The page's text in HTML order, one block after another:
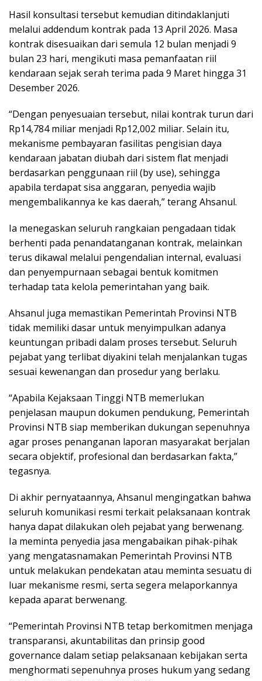
Hasil konsultasi tersebut kemudian ditindaklanjuti
melalui addendum kontrak pada 13 April 2026. Masa
kontrak disesuaikan dari semula 12 bulan menjadi 9
bulan 23 hari, mengikuti masa pemanfaatan riil
kendaraan sejak serah terima pada 9 Maret hingga 31
Desember 2026.
“Dengan penyesuaian tersebut, nilai kontrak turun dari
Rp14,784 miliar menjadi Rp12,002 miliar. Selain itu,
mekanisme pembayaran fasilitas pengisian daya
kendaraan jabatan diubah dari sistem flat menjadi
berdasarkan penggunaan riil (by use), sehingga
apabila terdapat sisa anggaran, penyedia wajib
mengembalikannya ke kas daerah,” terang Ahsanul.
Ia menegaskan seluruh rangkaian pengadaan tidak
berhenti pada penandatanganan kontrak, melainkan
terus dikawal melalui pengendalian internal, evaluasi
dan penyempurnaan sebagai bentuk komitmen
terhadap tata kelola pemerintahan yang baik.
Ahsanul juga memastikan Pemerintah Provinsi NTB
tidak memiliki dasar untuk menyimpulkan adanya
keuntungan pribadi dalam proses tersebut. Seluruh
pejabat yang terlibat diyakini telah menjalankan tugas
sesuai kewenangan dan prosedur yang berlaku.
“Apabila Kejaksaan Tinggi NTB memerlukan
penjelasan maupun dokumen pendukung, Pemerintah
Provinsi NTB siap memberikan dukungan sepenuhnya
agar proses penanganan laporan masyarakat berjalan
secara objektif, profesional dan berdasarkan fakta,”
tegasnya.
Di akhir pernyataannya, Ahsanul mengingatkan bahwa
seluruh komunikasi resmi terkait pelaksanaan kontrak
hanya dapat dilakukan oleh pejabat yang berwenang.
Ia meminta penyedia jasa mengabaikan pihak-pihak
yang mengatasnamakan Pemerintah Provinsi NTB
untuk melakukan pendekatan atau meminta sesuatu di
luar mekanisme resmi, serta segera melaporkannya
kepada aparat berwenang.
“Pemerintah Provinsi NTB tetap berkomitmen menjaga
transparansi, akuntabilitas dan prinsip good
governance dalam setiap pelaksanaan kebijakan serta
menghormati sepenuhnya proses hukum yang sedang